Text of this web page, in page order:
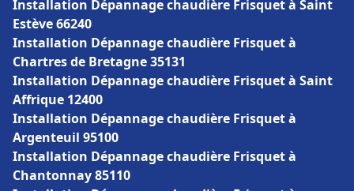
Installation Dépannage chaudière Frisquet à Saint
Estève 66240
Installation Dépannage chaudière Frisquet à
Chartres de Bretagne 35131
Installation Dépannage chaudière Frisquet à Saint
Affrique 12400
Installation Dépannage chaudière Frisquet à
Argenteuil 95100
Installation Dépannage chaudière Frisquet à
Chantonnay 85110